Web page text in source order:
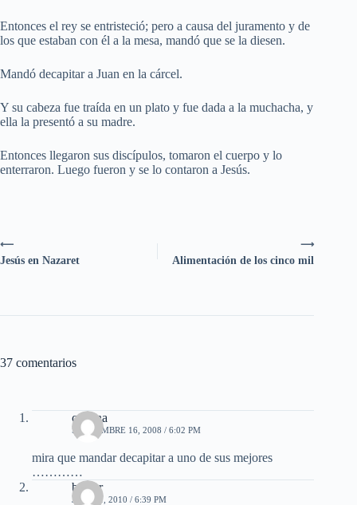
Entonces el rey se entristeció; pero a causa del juramento y de
los que estaban con él a la mesa, mandó que se la diesen.
Mandó decapitar a Juan en la cárcel.
Y su cabeza fue traída en un plato y fue dada a la muchacha, y
ella la presentó a su madre.
Entonces llegaron sus discípulos, tomaron el cuerpo y lo
enterraron. Luego fueron y se lo contaron a Jesús.
⟶
Alimentación de los cinco mil
⟵
Jesús en Nazaret
37 comentarios
cristina
SEPTIEMBRE 16, 2008 / 6:02 PM
mira que mandar decapitar a uno de sus mejores
…………
bieber
JULIO 1, 2010 / 6:39 PM